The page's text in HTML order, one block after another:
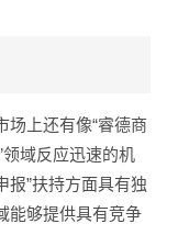
场上还有像“睿德商
领域反应迅速的机
报”扶持方面具有独
能够提供具有竞争